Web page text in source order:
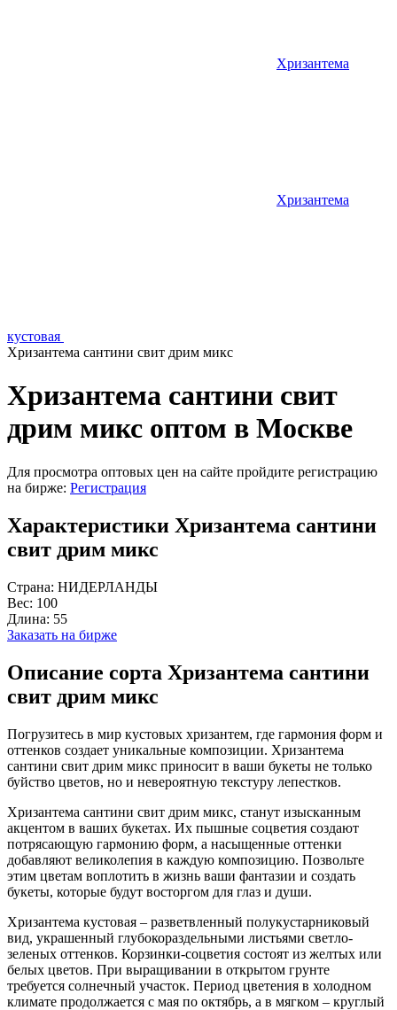
Хризантема
Хризантема
кустовая
Хризантема сантини свит дрим микс
Хризантема сантини свит
дрим микс оптом в Москве
Для просмотра оптовых цен на сайте пройдите регистрацию
на бирже: Регистрация
Характеристики Хризантема сантини
свит дрим микс
Страна: НИДЕРЛАНДЫ
Вес: 100
Длина: 55
Заказать на бирже
Описание сорта Хризантема сантини
свит дрим микс
Погрузитесь в мир кустовых хризантем, где гармония форм и
оттенков создает уникальные композиции. Хризантема
сантини свит дрим микс приносит в ваши букеты не только
буйство цветов, но и невероятную текстуру лепестков.
Хризантема сантини свит дрим микс, станут изысканным
акцентом в ваших букетах. Их пышные соцветия создают
потрясающую гармонию форм, а насыщенные оттенки
добавляют великолепия в каждую композицию. Позвольте
этим цветам воплотить в жизнь ваши фантазии и создать
букеты, которые будут восторгом для глаз и души.
Хризантема кустовая – разветвленный полукустарниковый
вид, украшенный глубокораздельными листьями светло-
зеленых оттенков. Корзинки-соцветия состоят из желтых или
белых цветов. При выращивании в открытом грунте
требуется солнечный участок. Период цветения в холодном
климате продолжается с мая по октябрь, а в мягком – круглый